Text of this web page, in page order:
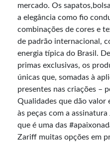
mercado. Os
a elegância como fio
combinações de cores e
de padrão internacional,
energia típica do Brasil.
primas exclusivas, os
únicas que, somadas à
presentes nas criações –
Qualidades que dão valor
às peças com a assinatura
que é uma das
Zariff muitas opções em